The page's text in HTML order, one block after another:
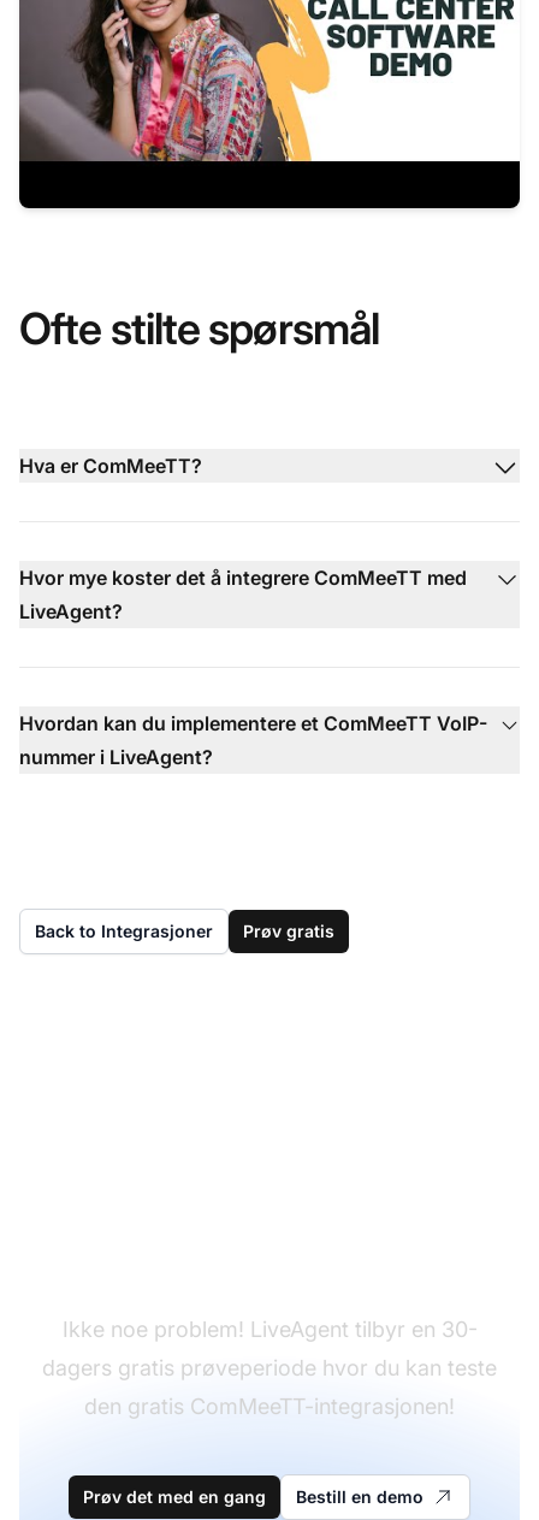
Ofte stilte spørsmål
Hva er ComMeeTT?
Hvor mye koster det å integrere ComMeeTT med
LiveAgent?
Hvordan kan du implementere et ComMeeTT VoIP-
nummer i LiveAgent?
Back to Integrasjoner Prøv gratis
Ikke noe problem! LiveAgent tilbyr en 30-
dagers gratis prøveperiode hvor du kan teste
den gratis ComMeeTT-integrasjonen!
Prøv det med en gang Bestill en demo